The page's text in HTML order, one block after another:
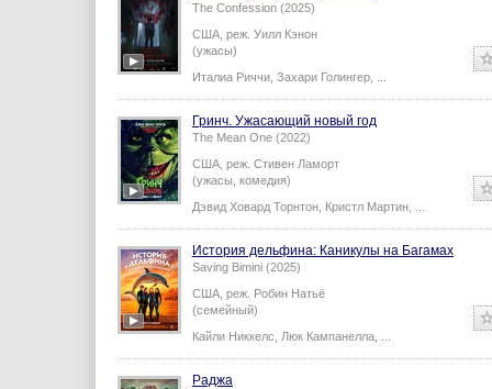
The Confession (2025)
США, реж. Уилл Кэнон
(ужасы)
Италиа Риччи Захари Голингер
Гринч. Ужасающий новый год
The Mean One (2022)
США, реж. Стивен Ламорт
(ужасы, комедия)
Дэвид Ховард Торнтон Кристл Мартин
История дельфина: Каникулы на Багамах
Saving Bimini (2025)
США, реж. Робин Натьё
(семейный)
Кайли Никкелс
Люк Кампанелла
Раджа